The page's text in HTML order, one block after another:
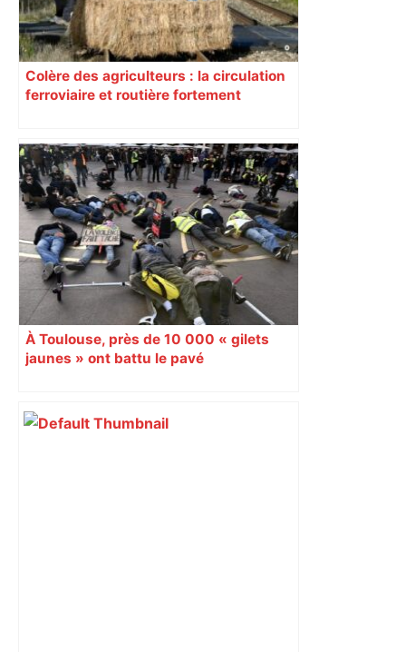
Colère des agriculteurs : la circulation
ferroviaire et routière fortement
À Toulouse, près de 10 000 « gilets
jaunes » ont battu le pavé